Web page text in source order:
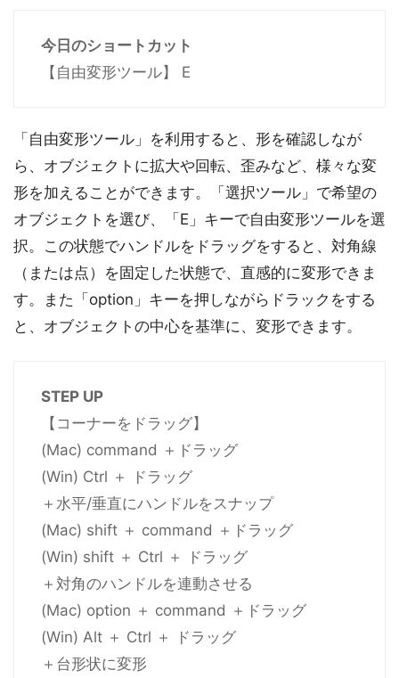
今日のショートカット
【自由変形ツール】 E
「自由変形ツール」を利用すると、形を確認しなが
ら、オブジェクトに拡大や回転、歪みなど、様々な変
形を加えることができます。「選択ツール」で希望の
オブジェクトを選び、「E」キーで自由変形ツールを選
択。この状態でハンドルをドラッグをすると、対角線
（または点）を固定した状態で、直感的に変形できま
す。また「option」キーを押しながらドラックをする
と、オブジェクトの中心を基準に、変形できます。
STEP UP
【コーナーをドラッグ】
(Mac) command ＋ドラッグ
(Win) Ctrl ＋ ドラッグ
＋水平/垂直にハンドルをスナップ
(Mac) shift ＋ command ＋ドラッグ
(Win) shift ＋ Ctrl ＋ ドラッグ
＋対角のハンドルを連動させる
(Mac) option ＋ command ＋ドラッグ
(Win) Alt ＋ Ctrl ＋ ドラッグ
＋台形状に変形